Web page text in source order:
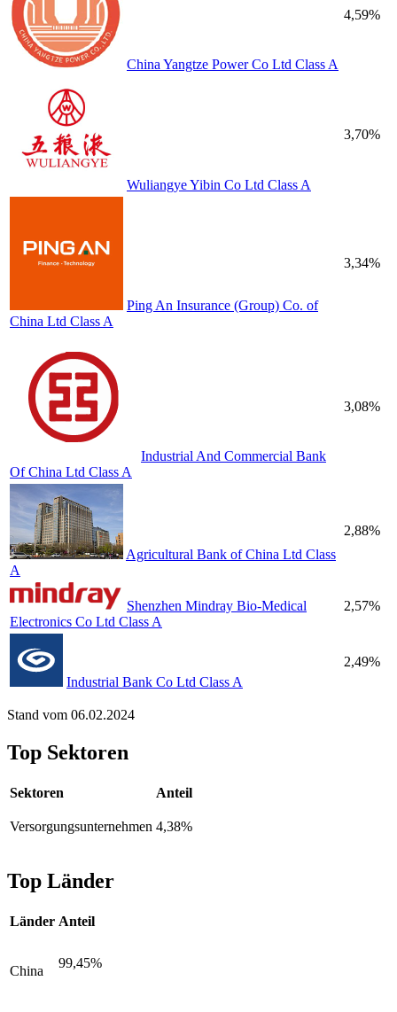
China Yangtze Power Co Ltd Class A
4,59%
Wuliangye Yibin Co Ltd Class A
3,70%
Ping An Insurance (Group) Co. of
China Ltd Class A
3,34%
Industrial And Commercial Bank
Of China Ltd Class A
3,08%
Agricultural Bank of China Ltd Class
A
2,88%
Shenzhen Mindray Bio-Medical
Electronics Co Ltd Class A
2,57%
Industrial Bank Co Ltd Class A
2,49%
Stand vom 06.02.2024
Top Sektoren
Sektoren Anteil
Versorgungsunternehmen 4,38%
Top Länder
Länder Anteil
China
99,45%